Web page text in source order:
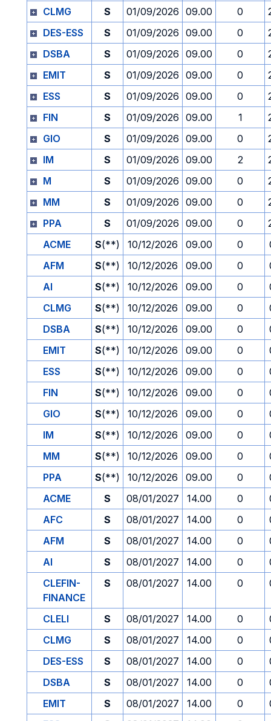
CLMG
S 01/09/2026 09.00 0
DES-ESS
S 01/09/2026 09.00 0
DSBA
S 01/09/2026 09.00 0
EMIT
S 01/09/2026 09.00 0
ESS
S 01/09/2026 09.00 0
FIN
S 01/09/2026 09.00 1
GIO
S 01/09/2026 09.00 0
IM
S 01/09/2026 09.00 2
M
S 01/09/2026 09.00 0
MM
S 01/09/2026 09.00 0
PPA
S 01/09/2026 09.00 0
ACME
S(**) 10/12/2026 09.00 0
AFM
S(**) 10/12/2026 09.00 0
AI
S(**) 10/12/2026 09.00 0
CLMG
S(**) 10/12/2026 09.00 0
DSBA
S(**) 10/12/2026 09.00 0
EMIT
S(**) 10/12/2026 09.00 0
ESS
S(**) 10/12/2026 09.00 0
FIN
S(**) 10/12/2026 09.00 0
GIO
S(**) 10/12/2026 09.00 0
IM
S(**) 10/12/2026 09.00 0
MM
S(**) 10/12/2026 09.00 0
PPA
S(**) 10/12/2026 09.00 0
ACME
S 08/01/2027 14.00 0
AFC
S 08/01/2027 14.00 0
AFM
S 08/01/2027 14.00 0
AI
S 08/01/2027 14.00 0
CLEFIN-
FINANCE
S 08/01/2027 14.00 0
CLELI S 08/01/2027 14.00 0
CLMG
S 08/01/2027 14.00 0
DES-ESS
S 08/01/2027 14.00 0
DSBA
S 08/01/2027 14.00 0
EMIT
S 08/01/2027 14.00 0